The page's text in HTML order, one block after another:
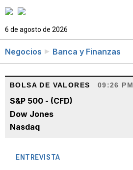
6 de agosto de 2026
Negocios Banca y Finanzas
BOLSA DE VALORES 09:26 PM
S&P 500 - (CFD)
Dow Jones
Nasdaq
ENTREVISTA